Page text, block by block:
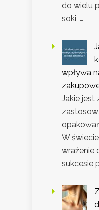
do wielu
soki, …
wpływa
Jakie jest
W
wrażenie
sukcesie